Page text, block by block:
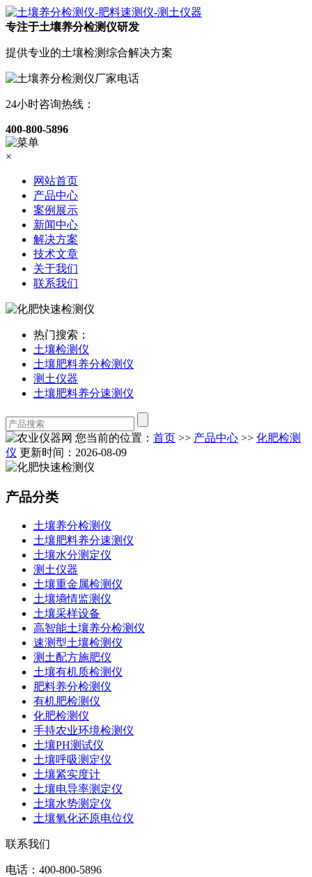
专注于土壤养分检测仪研发
提供专业的土壤检测综合解决方案
24小时咨询热线：
400-800-5896
×
网站首页
产品中心
案例展示
新闻中心
解决方案
技术文章
关于我们
联系我们
热门搜索：
土壤检测仪
土壤肥料养分检测仪
测土仪器
土壤肥料养分速测仪
您当前的位置： 首页 >> 产品中心 >> 化肥检测
仪 更新时间：2026-08-09
产品分类
土壤养分检测仪
土壤肥料养分速测仪
土壤水分测定仪
测土仪器
土壤重金属检测仪
土壤墒情监测仪
土壤采样设备
高智能土壤养分检测仪
速测型土壤检测仪
测土配方施肥仪
土壤有机质检测仪
肥料养分检测仪
有机肥检测仪
化肥检测仪
手持农业环境检测仪
土壤PH测试仪
土壤呼吸测定仪
土壤紧实度计
土壤电导率测定仪
土壤水势测定仪
土壤氧化还原电位仪
联系我们
电话：400-800-5896